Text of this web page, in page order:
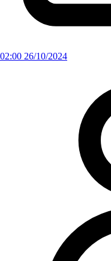
02:00 26/10/2024